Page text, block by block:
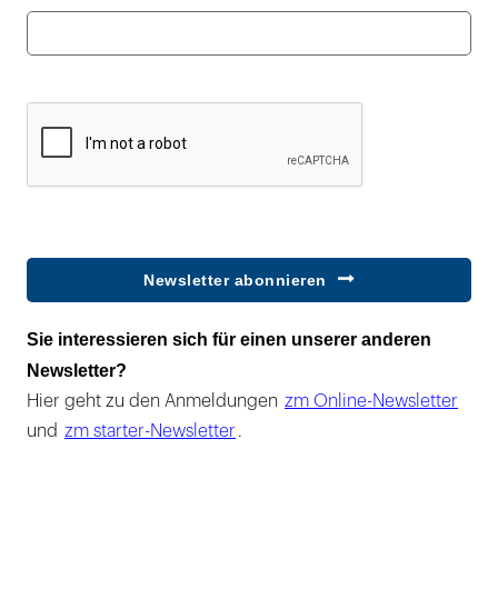
Newsletter abonnieren
Sie interessieren sich für einen unserer anderen
Newsletter?
Hier geht zu den Anmeldungen zm Online-Newsletter
und zm starter-Newsletter .